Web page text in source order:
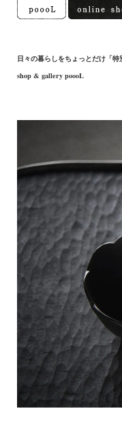
日々の暮らしをちょっとだけ「
shop & gallery poooL